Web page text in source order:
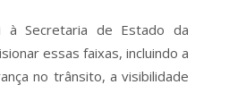
à Secretaria de Estado da
essas faixas, incluindo a
no trânsito, a visibilidade